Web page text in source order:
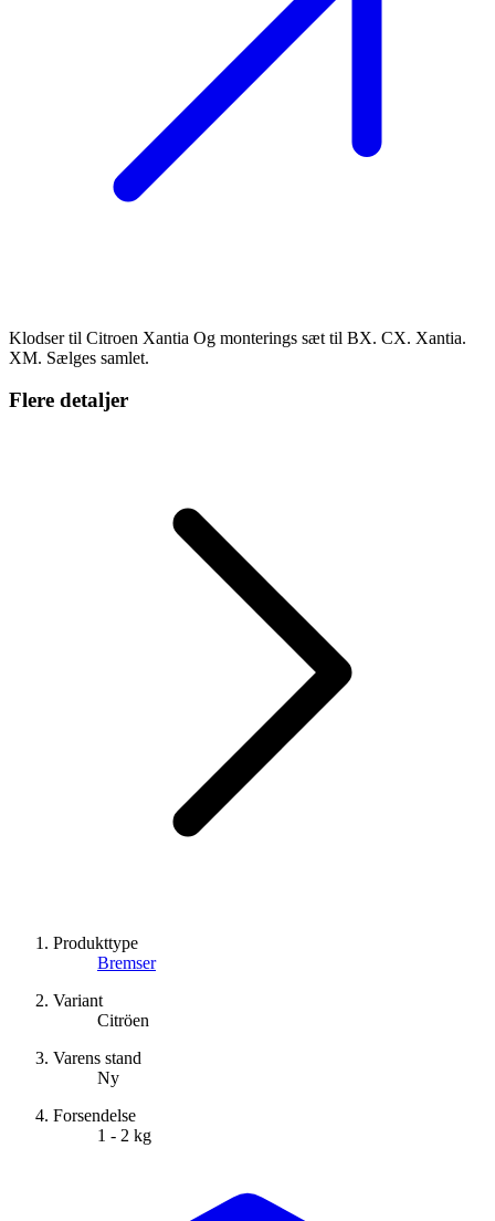
Klodser til Citroen Xantia Og monterings sæt til BX. CX. Xantia.
XM. Sælges samlet.
Flere detaljer
Produkttype
Bremser
Variant
Citröen
Varens stand
Ny
Forsendelse
1 - 2 kg